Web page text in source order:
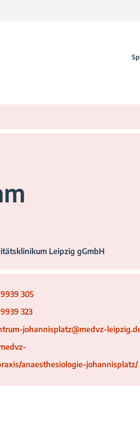
Leipzig gGmbH
305
323
johannisplatz@medvz-
anaesthesiologie-johannisplatz/